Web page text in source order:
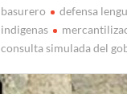
basurero defensa
indigenas
consulta simulada del